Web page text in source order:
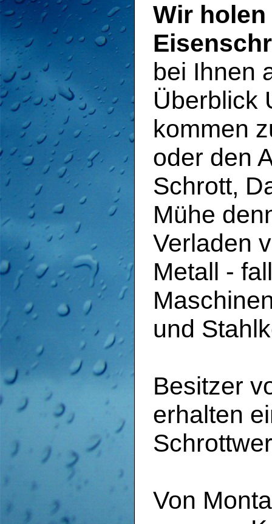
Wir
bei Ihnen
Überblick
kommen
oder den
Schrott,
Mühe
Verladen
Metall -
und
Besitzer
erhalten
Von